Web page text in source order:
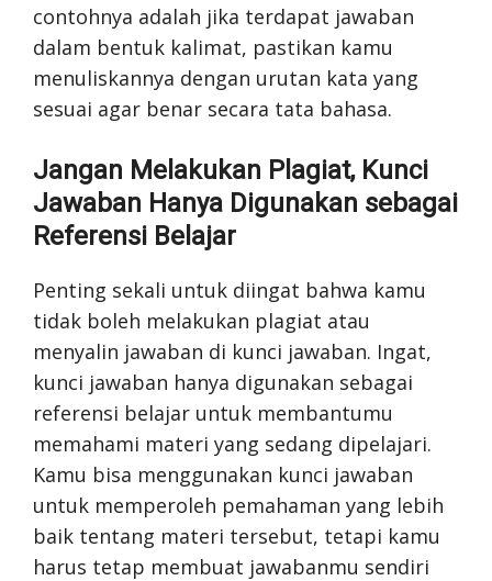
contohnya adalah jika terdapat jawaban
dalam bentuk kalimat, pastikan kamu
menuliskannya dengan urutan kata yang
sesuai agar benar secara tata bahasa.
Jangan Melakukan Plagiat, Kunci
Jawaban Hanya Digunakan sebagai
Referensi Belajar
Penting sekali untuk diingat bahwa kamu
tidak boleh melakukan plagiat atau
menyalin jawaban di kunci jawaban. Ingat,
kunci jawaban hanya digunakan sebagai
referensi belajar untuk membantumu
memahami materi yang sedang dipelajari.
Kamu bisa menggunakan kunci jawaban
untuk memperoleh pemahaman yang lebih
baik tentang materi tersebut, tetapi kamu
harus tetap membuat jawabanmu sendiri